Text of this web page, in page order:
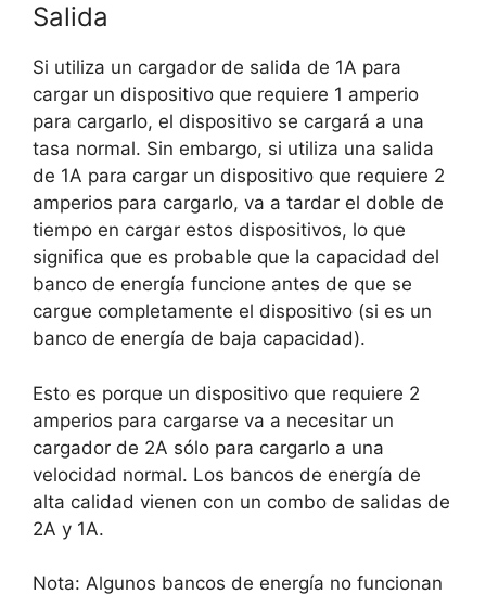
Salida
Si utiliza un cargador de salida de 1A para
cargar un dispositivo que requiere 1 amperio
para cargarlo, el dispositivo se cargará a una
tasa normal. Sin embargo, si utiliza una salida
de 1A para cargar un dispositivo que requiere 2
amperios para cargarlo, va a tardar el doble de
tiempo en cargar estos dispositivos, lo que
significa que es probable que la capacidad del
banco de energía funcione antes de que se
cargue completamente el dispositivo (si es un
banco de energía de baja capacidad).
Esto es porque un dispositivo que requiere 2
amperios para cargarse va a necesitar un
cargador de 2A sólo para cargarlo a una
velocidad normal. Los bancos de energía de
alta calidad vienen con un combo de salidas de
2A y 1A.
Nota: Algunos bancos de energía no funcionan